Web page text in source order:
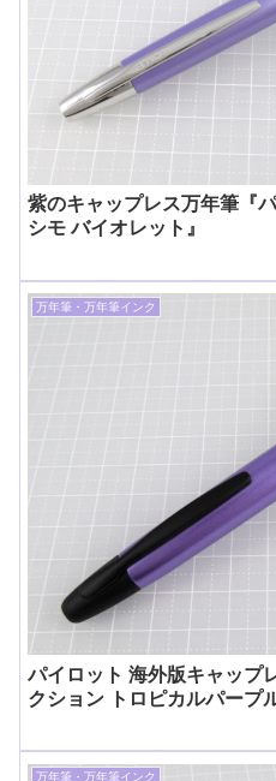
紫のキャップレス万年筆『
シモ バイオレット』
万年筆・万年筆インク
パイロット 海外版キャップ
クション トロピカルパープ
万年筆・万年筆インク